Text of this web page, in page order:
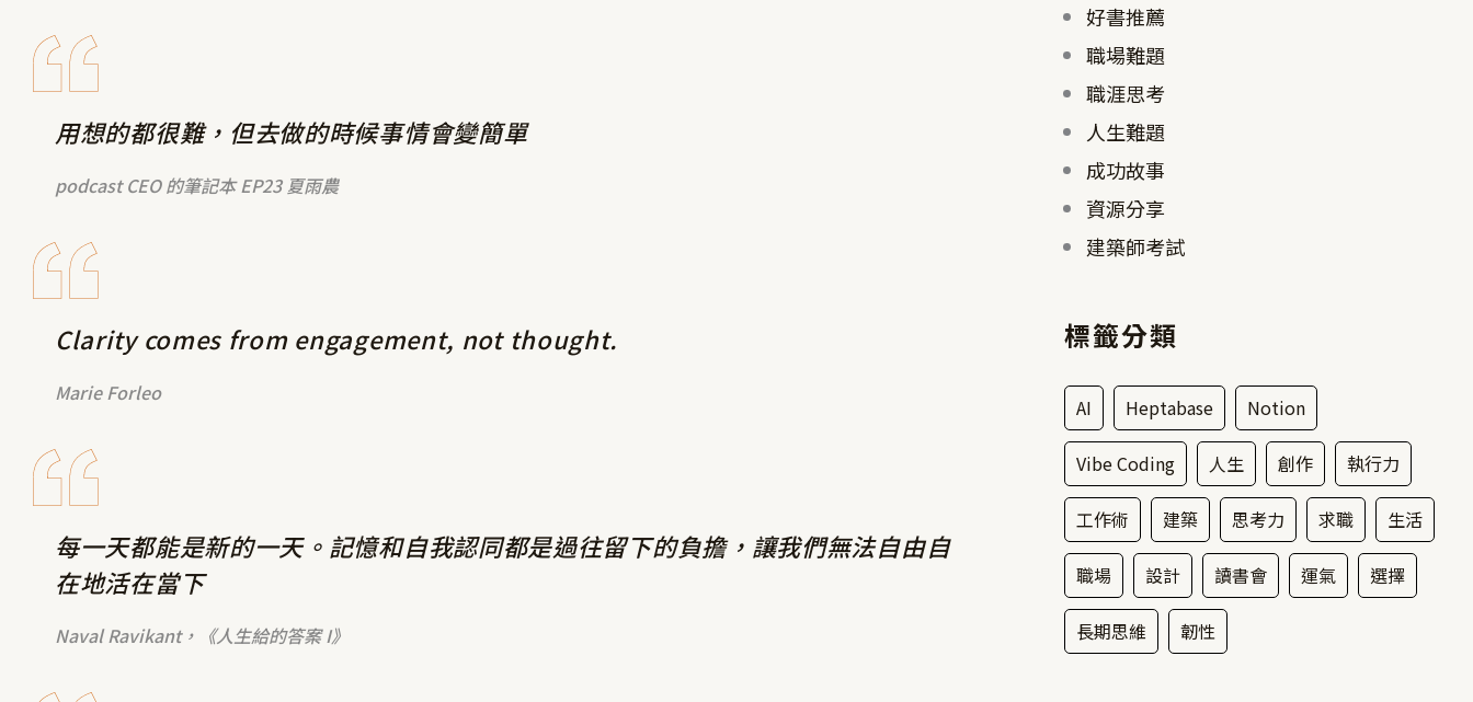
用想的都很難，但去做的時候事情會變簡單
podcast CEO 的筆記本 EP23 夏雨農
Clarity comes from engagement, not thought.
Marie Forleo
每一天都能是新的一天。記憶和自我認同都是過往留下的負擔，讓我們無法自由自
在地活在當下
Naval Ravikant，《人生給的答案 I》
好書推薦
職場難題
職涯思考
人生難題
成功故事
資源分享
建築師考試
標籤分類
AI Heptabase Notion
Vibe Coding 人生 創作 執行力
工作術 建築 思考力 求職 生活
職場 設計 讀書會 運氣 選擇
長期思維 韌性